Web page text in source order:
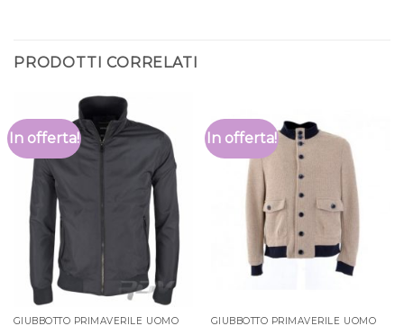
PRODOTTI CORRELATI
In offerta!
GIUBBOTTO PRIMAVERILE UOMO
In offerta!
GIUBBOTTO PRIMAVERILE UOMO